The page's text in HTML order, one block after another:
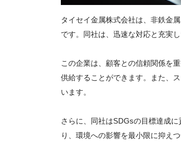
タイセイ金属株式会社は、非鉄金
です。同社は、迅速な対応と充実
この企業は、顧客との信頼関係を
供給することができます。また、
います。
さらに、同社はSDGsの目標達成
り、環境への影響を最小限に抑え